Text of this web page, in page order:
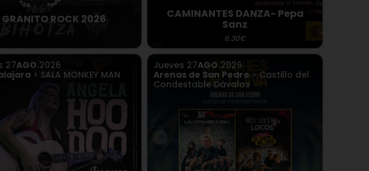
GRANITO ROCK 2026 CAMINANTES DANZA- Pepa
Sanz
6.30€
27AGO.2026
> SALA MONKEY MAN
Jueves 27AGO.2026
Arenas de San Pedro > Castillo del
Condestable Dávalos